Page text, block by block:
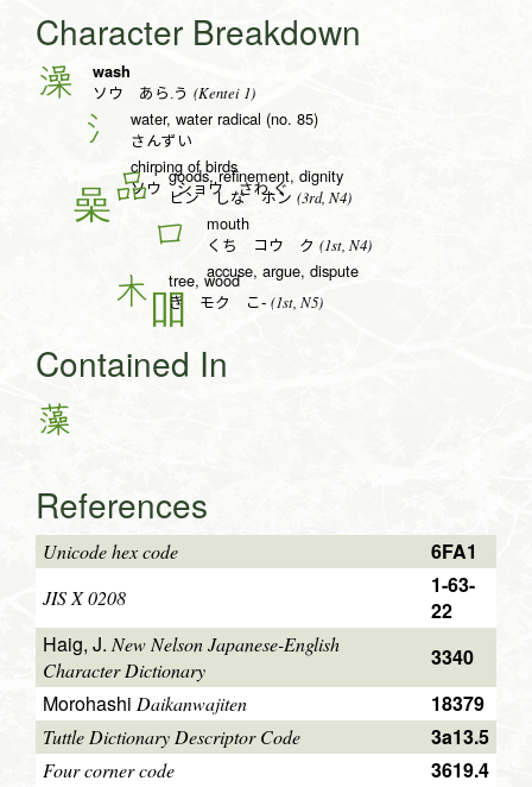
Character Breakdown
澡 wash
ソウ あら.う (Kentei 1)
氵 water, water radical (no. 85)
さんずい
chirping of birds
ソウ ショウ さわ.ぐ
品 goods, refinement, dignity
ヒン しな ホン (3rd, N4)
口 mouth
くち コウ ク (1st, N4)
accuse, argue, dispute
木 tree, wood
き モク こ- (1st, N5)
Contained In
藻
References
Unicode hex code 6FA1
JIS X 0208
1-63-
22
Haig, J. New Nelson Japanese-English
Character Dictionary
3340
Morohashi Daikanwajiten 18379
Tuttle Dictionary Descriptor Code 3a13.5
Four corner code 3619.4